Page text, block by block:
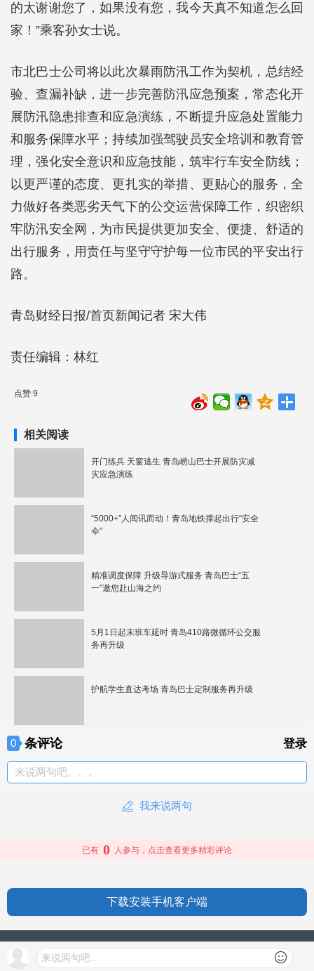
的太谢谢您了，如果没有您，我今天真不知道怎么回
家！”乘客孙女士说。
市北巴士公司将以此次暴雨防汛工作为契机，总结经
验、查漏补缺，进一步完善防汛应急预案，常态化开
展防汛隐患排查和应急演练，不断提升应急处置能力
和服务保障水平；持续加强驾驶员安全培训和教育管
理，强化安全意识和应急技能，筑牢行车安全防线；
以更严谨的态度、更扎实的举措、更贴心的服务，全
力做好各类恶劣天气下的公交运营保障工作，织密织
牢防汛安全网，为市民提供更加安全、便捷、舒适的
出行服务，用责任与坚守守护每一位市民的平安出行
路。
青岛财经日报/首页新闻记者 宋大伟
责任编辑：林红
点赞 9
相关阅读
开门练兵 天窗逃生 青岛崂山巴士开展防灾减
灾应急演练
“5000+”人闻讯而动！青岛地铁撑起出行“安全
伞”
精准调度保障 升级导游式服务 青岛巴士“五
一”邀您赴山海之约
5月1日起末班车延时 青岛410路微循环公交服
务再升级
护航学生直达考场 青岛巴士定制服务再升级
0 条评论 登录
来说两句吧。。。
我来说两句
来说两句吧...
已有 0 人参与，点击查看更多精彩评论
下载安装手机客户端
授权信息